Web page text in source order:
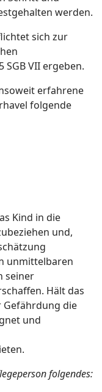
werden.
sich zur
SGB VII ergeben.
erfahrene
folgende
Kind in die
und,
unmittelbaren
seiner
Hält das
Gefährdung die
und
folgendes: